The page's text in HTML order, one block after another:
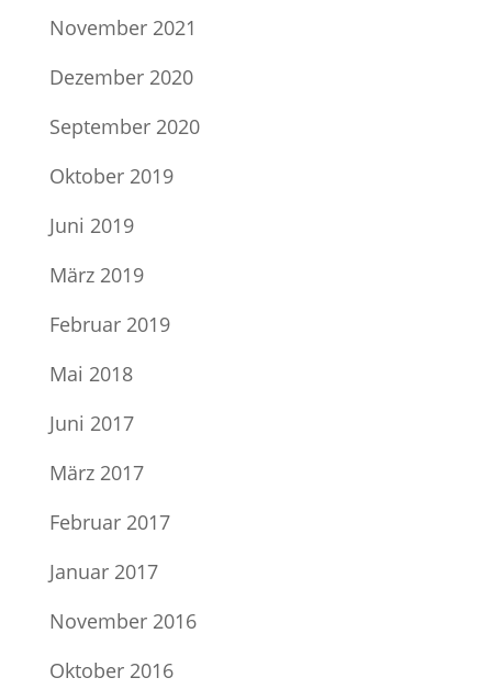
November 2021
Dezember 2020
September 2020
Oktober 2019
Juni 2019
März 2019
Februar 2019
Mai 2018
Juni 2017
März 2017
Februar 2017
Januar 2017
November 2016
Oktober 2016